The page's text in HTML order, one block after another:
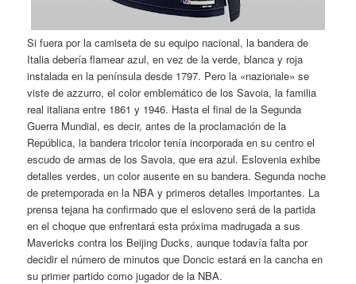
Si fuera por la camiseta de su equipo nacional, la bandera de
Italia debería flamear azul, en vez de la verde, blanca y roja
instalada en la península desde 1797. Pero la «nazionale» se
viste de azzurro, el color emblemático de los Savoia, la familia
real italiana entre 1861 y 1946. Hasta el final de la Segunda
Guerra Mundial, es decir, antes de la proclamación de la
República, la bandera tricolor tenía incorporada en su centro el
escudo de armas de los Savoia, que era azul. Eslovenia exhibe
detalles verdes, un color ausente en su bandera. Segunda noche
de pretemporada en la NBA y primeros detalles importantes. La
prensa tejana ha confirmado que el esloveno será de la partida
en el choque que enfrentará esta próxima madrugada a sus
Mavericks contra los Beijing Ducks, aunque todavía falta por
decidir el número de minutos que Doncic estará en la cancha en
su primer partido como jugador de la NBA.